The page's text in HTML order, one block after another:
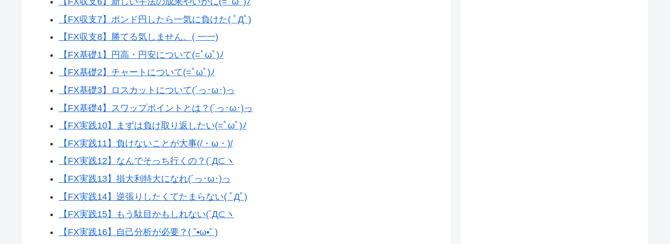
【FX収支7】ポンド円したら一気に負けた( ﾟДﾟ)
【FX収支8】勝てる気しません。( 一一)
【FX基礎1】円高・円安について(=ﾟωﾟ)ﾉ
【FX基礎2】チャートについて(=ﾟωﾟ)ﾉ
【FX基礎3】ロスカットについて(´っ･ω･)っ
【FX基礎4】スワップポイントとは？(´っ･ω･)っ
【FX実践10】まずは負け取り返したい(=ﾟωﾟ)ﾉ
【FX実践11】負けないことが大事(/・ω・)/
【FX実践12】なんでそっち行くの？(´Д⊂ヽ
【FX実践13】損大利特大になれ(´っ･ω･)っ
【FX実践14】逆張りしたくてたまらない( ﾟДﾟ)
【FX実践15】もう駄目かもしれない(´Д⊂ヽ
【FX実践16】自己分析が必要？( ˘•ω•˘ )